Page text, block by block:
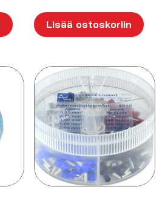
Lisää ostoskoriin